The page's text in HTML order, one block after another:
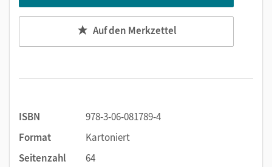
Auf den Merkzettel
ISBN
978-3-06-081789-4
Format
Kartoniert
Seitenzahl
64